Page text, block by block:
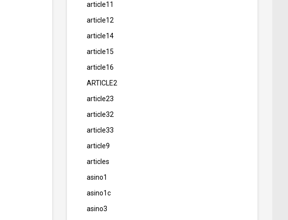
article11
article12
article14
article15
article16
ARTICLE2
article23
article32
article33
article9
articles
asino1
asino1c
asino3